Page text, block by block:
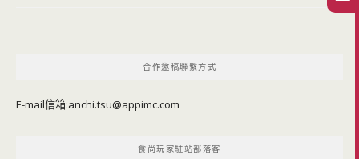
合作邀稿聯繫方式
E-mail信箱:anchi.tsu@appimc.com
食尚玩家駐站部落客